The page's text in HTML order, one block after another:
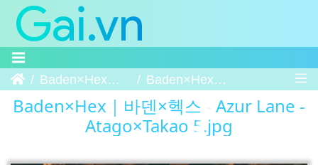
Trang chủBaden×Hex｜바덴×헥스 - Azur Lane - Atago×Takao Baden×Hex｜바덴×헥스 - Azur Lane - Atago×Takao 5
Baden×Hex｜바덴×헥스 - Azur Lane -
Atago×Takao 5.jpg